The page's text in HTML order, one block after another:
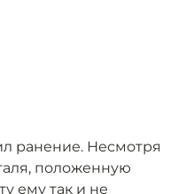
ранение. Несмотря
положенную
ему так и не